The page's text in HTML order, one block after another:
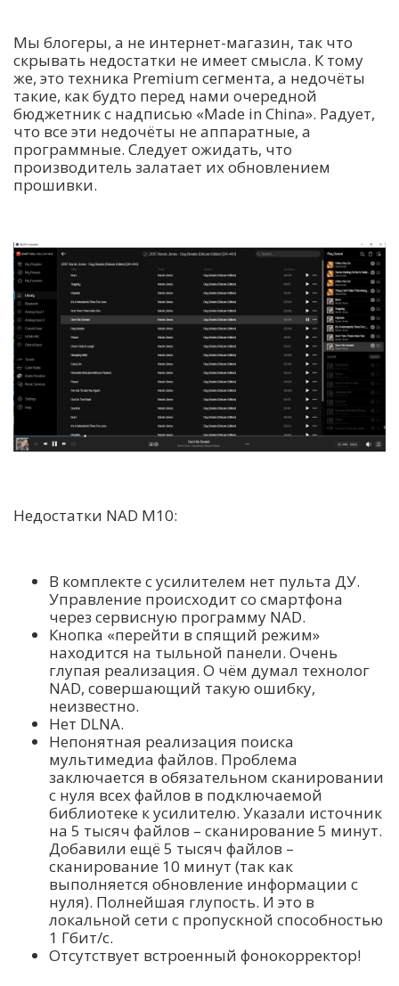
Мы блогеры, а не интернет-магазин, так что
скрывать недостатки не имеет смысла. К тому
же, это техника Premium сегмента, а недочёты
такие, как будто перед нами очередной
бюджетник с надписью «Made in China». Радует,
что все эти недочёты не аппаратные, а
программные. Следует ожидать, что
производитель залатает их обновлением
прошивки.
Недостатки NAD M10:
В комплекте с усилителем нет пульта ДУ.
Управление происходит со смартфона
через сервисную программу NAD.
Кнопка «перейти в спящий режим»
находится на тыльной панели. Очень
глупая реализация. О чём думал технолог
NAD, совершающий такую ошибку,
неизвестно.
Нет DLNA.
Непонятная реализация поиска
мультимедиа файлов. Проблема
заключается в обязательном сканировании
с нуля всех файлов в подключаемой
библиотеке к усилителю. Указали источник
на 5 тысяч файлов – сканирование 5 минут.
Добавили ещё 5 тысяч файлов –
сканирование 10 минут (так как
выполняется обновление информации с
нуля). Полнейшая глупость. И это в
локальной сети с пропускной способностью
1 Гбит/с.
Отсутствует встроенный фонокорректор!